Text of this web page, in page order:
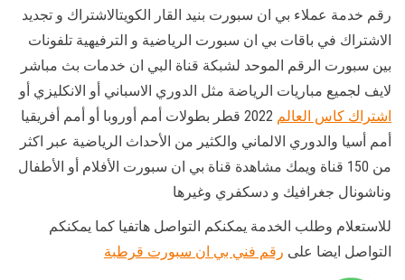
رقم خدمة عملاء بي ان سبورت بنيد القار الكويتالاشتراك و تجديد
الاشتراك في باقات بي ان سبورت الرياضية و الترفيهية تلفونات
بين سبورت الرقم الموحد لشبكة قناة البي ان خدمات بث مباشر
لايف لجميع مباريات الرياضة مثل الدوري الاسباني أو الانكليزي أو
اشتراك كاس العالم
2022 قطر بطولات أمم أوروبا أو أمم أفريقيا
أمم أسيا والدوري الالماني والكثير من الأحداث الرياضية عبر اكثر
من 150 قناة ويمك مشاهدة قناة بي ان سبورت الأفلام أو الأطفال
وناشونال جغرافيك و دسكفري وغيرها
للاستعلام وطلب الخدمة يمكنكم التواصل هاتفيا كما يمكنكم
التواصل ايضا على رقم فني بي ان سبورت قرطبة